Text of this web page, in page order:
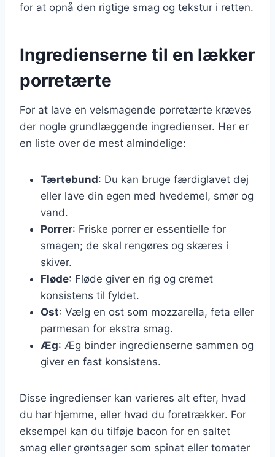
for at opnå den rigtige smag og tekstur i retten.
Ingredienserne til en lækker
porretærte
For at lave en velsmagende porretærte kræves
der nogle grundlæggende ingredienser. Her er
en liste over de mest almindelige:
Tærtebund: Du kan bruge færdiglavet dej
eller lave din egen med hvedemel, smør og
vand.
Porrer: Friske porrer er essentielle for
smagen; de skal rengøres og skæres i
skiver.
Fløde: Fløde giver en rig og cremet
konsistens til fyldet.
Ost: Vælg en ost som mozzarella, feta eller
parmesan for ekstra smag.
Æg: Æg binder ingredienserne sammen og
giver en fast konsistens.
Disse ingredienser kan varieres alt efter, hvad
du har hjemme, eller hvad du foretrækker. For
eksempel kan du tilføje bacon for en saltet
smag eller grøntsager som spinat eller tomater